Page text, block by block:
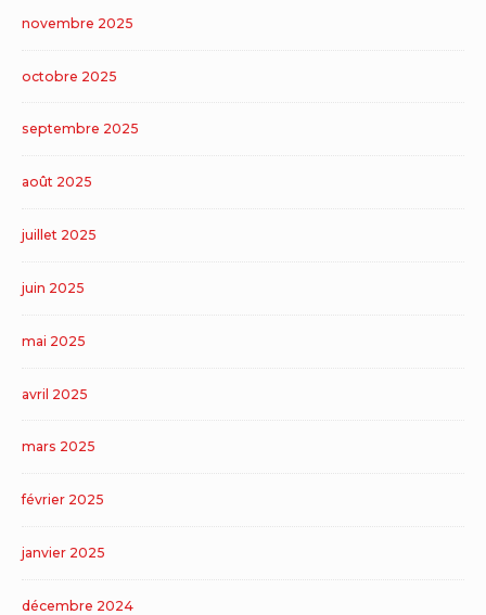
novembre 2025
octobre 2025
septembre 2025
août 2025
juillet 2025
juin 2025
mai 2025
avril 2025
mars 2025
février 2025
janvier 2025
décembre 2024